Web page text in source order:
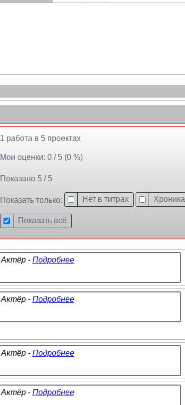
1 работа в 5 проектах
Мои оценки: 0 / 5 (0 %)
Показано 5 / 5
Показать только: Нет в титрах Хроника
Показать всё
Актёр - Подробнее
Актёр - Подробнее
Актёр - Подробнее
Актёр - Подробнее